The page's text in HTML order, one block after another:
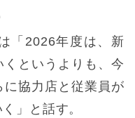
「2026年度は、新
くというよりも、今
協力店と従業員が
」と話す。